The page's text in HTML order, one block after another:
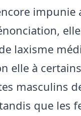
impunie
laxisme
elle à certains
masculins
que les